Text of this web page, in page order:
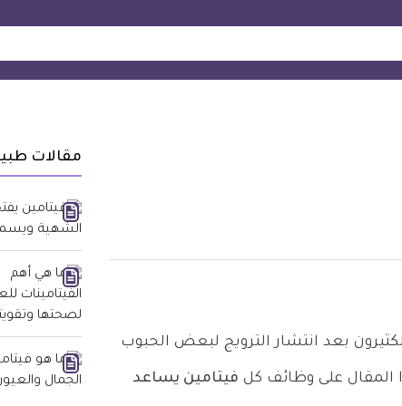
بعد انتشار الترويج لبعض الحبوب
المقال على وظائف كل فيتامين يساعد
مقالات